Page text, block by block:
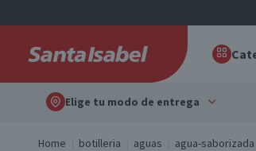
Elige tu modo de entrega
Home botilleria aguas agua-saborizada